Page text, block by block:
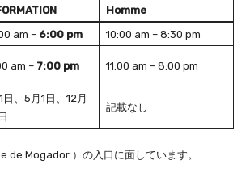
Homme
am – 6:00 pm
10:00 am – 8:30 pm
am – 7:00 pm 11:00 am – 8:00 pm
日、5月1日、12月
記載なし
de Mogador ）の入口に面しています。